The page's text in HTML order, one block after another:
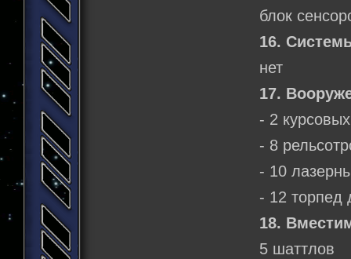
блок
16.
нет
17.
- 2
- 8
- 10
- 12 торпед
18.
5 шаттлов